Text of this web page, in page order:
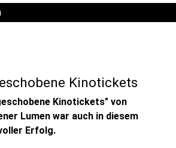
Kinotickets
Kinotickets" von
Lumen war auch in diesem
Erfolg.